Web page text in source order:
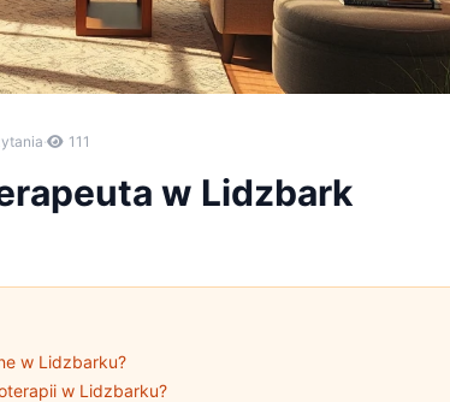
· 111
w Lidzbark
w Lidzbarku?
w Lidzbarku?